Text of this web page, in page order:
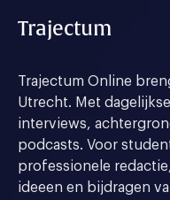
Trajectum
Trajectum Online
Utrecht. Met
interviews,
podcasts. Voor
professionele
ideeen en bijdragen